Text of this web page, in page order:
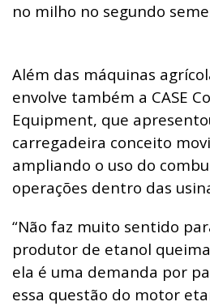
no milho no segundo
Além das máquinas
envolve também a CASE
Equipment, que
carregadeira conceito
ampliando o uso do
operações dentro das
“Não faz muito sentido
produtor de etanol
ela é uma demanda por
essa questão do motor